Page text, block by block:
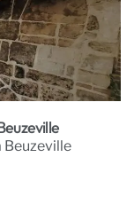
Beuzeville